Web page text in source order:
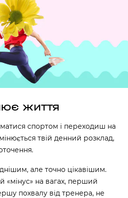
ЖИТТЯ
спортом і переходиш на
твій денний розклад,
але точно цікавішим.
на вагах, перший
похвалу від тренера, не